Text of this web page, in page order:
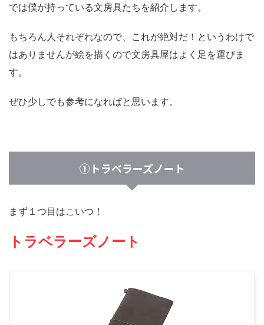
では僕が持っている文房具たちを紹介します。
もちろん人それぞれなので、これが絶対だ！というわけで
はありませんが絵を描くので文房具屋はよく足を運びま
す。
ぜひ少しでも参考になればと思います。
①トラベラーズノート
まず１つ目はこいつ！
トラベラーズノート